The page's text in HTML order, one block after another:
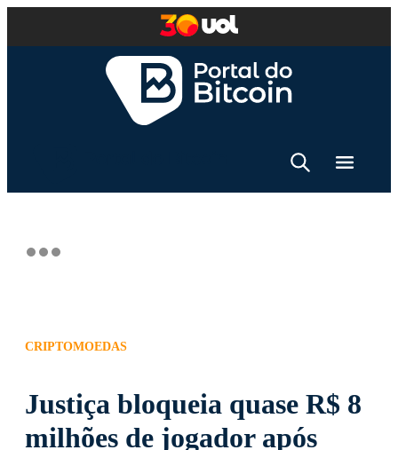
CRIPTOMOEDAS
Justiça bloqueia quase R$ 8
milhões de jogador após